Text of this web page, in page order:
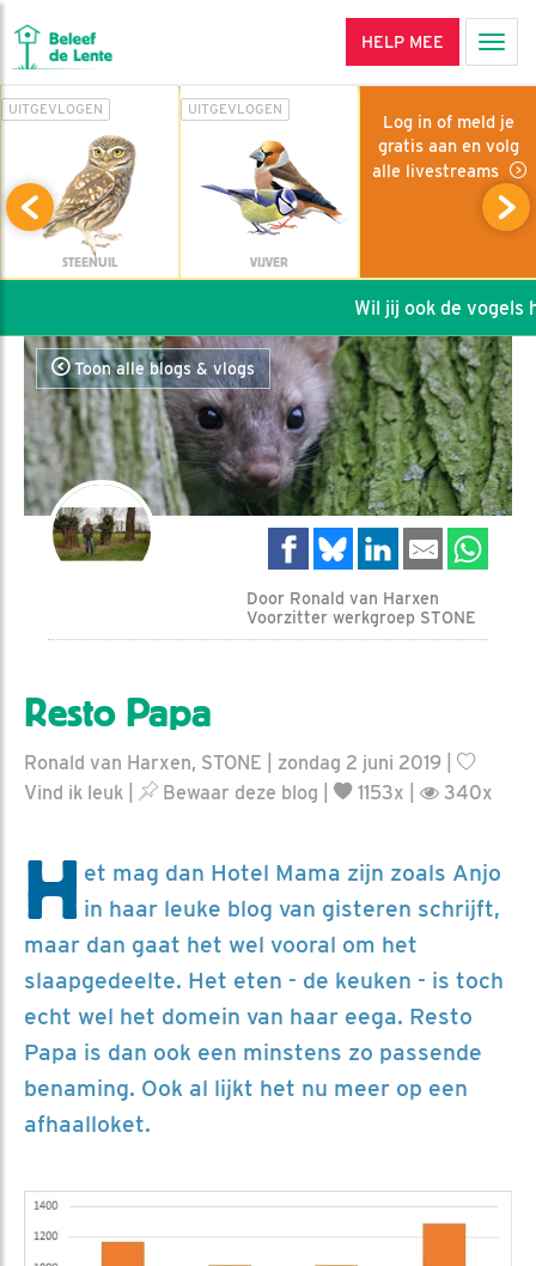
HELP MEE
UITGEVLOGEN
STEENUIL
UITGEVLOGEN
VIJVER
Log in of meld je
gratis aan en volg
alle livestreams
Wil jij ook de vogels
Toon alle blogs & vlogs
Door Ronald van Harxen
Voorzitter werkgroep STONE
Resto Papa
Ronald van Harxen, STONE | zondag 2 juni 2019 |
Vind ik leuk
Bewaar deze blog 1153x | 340x
H et mag dan Hotel Mama zijn zoals Anjo
in haar leuke blog van gisteren schrijft,
maar dan gaat het wel vooral om het
slaapgedeelte. Het eten - de keuken - is toch
echt wel het domein van haar eega. Resto
Papa is dan ook een minstens zo passende
benaming. Ook al lijkt het nu meer op een
afhaalloket.